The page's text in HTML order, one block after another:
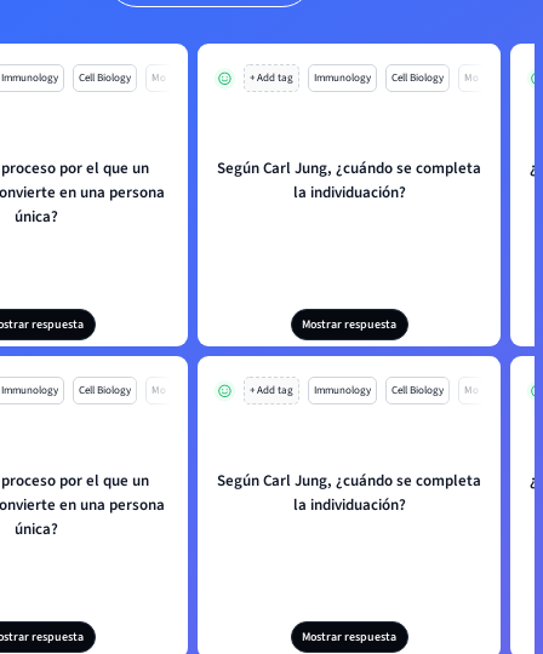
Immunology Cell Biology Mo
por el que un
en una persona
única?
respuesta
+ Add tag Immunology Cell Biology Mo
Según Carl Jung, ¿cuándo se completa
la individuación?
Mostrar respuesta
Immunology Cell Biology Mo
por el que un
en una persona
única?
respuesta
+ Add tag Immunology Cell Biology Mo
Según Carl Jung, ¿cuándo se completa
la individuación?
Mostrar respuesta